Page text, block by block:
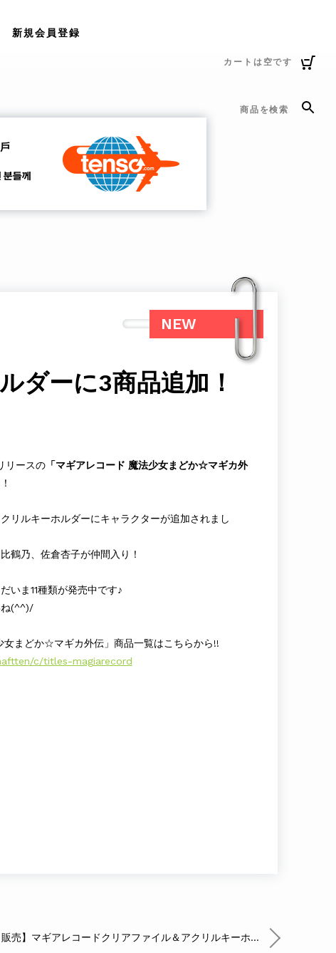
新規会員登録
カートは空です
商品を検索
ダーに3商品追加！
リースの「マギアレコード 魔法少女まどか☆マギカ外
リルキーホルダーにキャラクターが追加されまし
鶴乃、佐倉杏子が仲間入り！
いま11種類が発売中です♪
ね(^^)/
まどか☆マギカ外伝」商品一覧はこちらから!!
c/titles-magiarecord
NEW
【新商品続々販売】マギアレコードクリアファイル＆アクリルキーホルダー登場！